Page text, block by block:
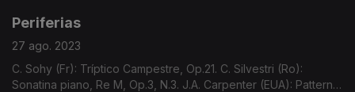
Periferias
27 ago. 2023
C. Sohy (Fr): Tríptico Campestre, Op.21. C. Silvestri (Ro):
Sonatina piano, Re M, Op.3, N.3. J.A. Carpenter (EUA): Patterns,